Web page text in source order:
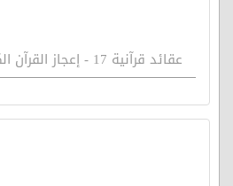
عقائد قرآنية 17 - إعجاز القرآن الكريم